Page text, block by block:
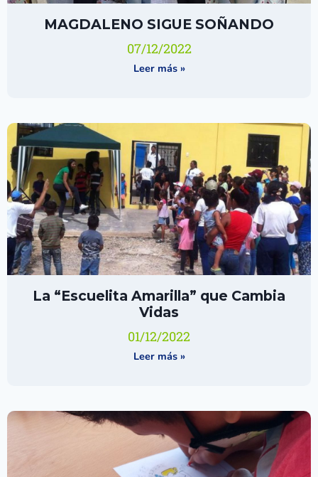
MAGDALENO SIGUE SOÑANDO
07/12/2022
Leer más »
La “Escuelita Amarilla” que Cambia
Vidas
01/12/2022
Leer más »